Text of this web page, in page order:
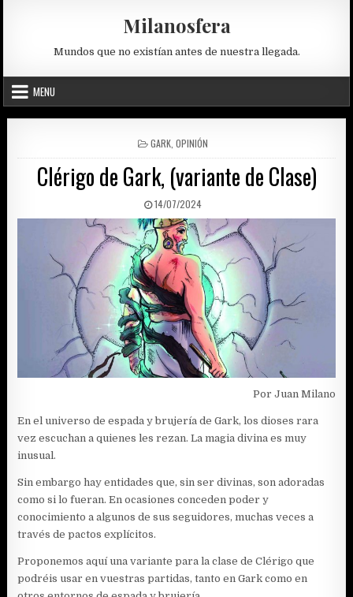
Milanosfera
Mundos que no existían antes de nuestra llegada.
MENU
POSTED
IN
GARK, OPINIÓN
Clérigo de Gark, (variante de Clase)
PUBLISHED
DATE:
14/07/2024
Por Juan Milano
En el universo de espada y brujería de Gark, los dioses rara
vez escuchan a quienes les rezan. La magia divina es muy
inusual.
Sin embargo hay entidades que, sin ser divinas, son adoradas
como si lo fueran. En ocasiones conceden poder y
conocimiento a algunos de sus seguidores, muchas veces a
través de pactos explícitos.
Proponemos aquí una variante para la clase de Clérigo que
podréis usar en vuestras partidas, tanto en Gark como en